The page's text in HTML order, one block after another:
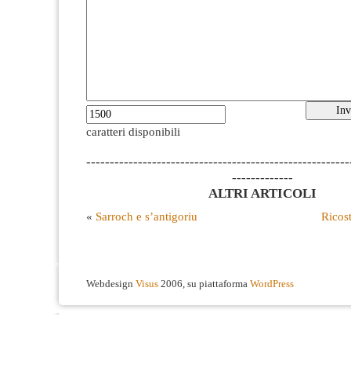
caratteri disponibili
-------------
ALTRI ARTICOLI
« Sarroch e s’antigoriu
Webdesign Visus 2006, su piattaforma WordPress